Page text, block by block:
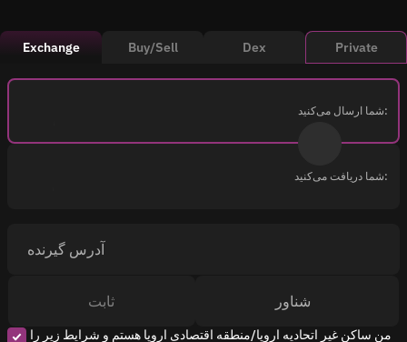
Exchange Buy/Sell Dex Private
شما ارسال می‌کنید:
شما دریافت می‌کنید:
آدرس گیرنده
من ساکن غیر اتحادیه اروپا/منطقه اقتصادی اروپا هستم و شرایط زیر را
ثابت شناور